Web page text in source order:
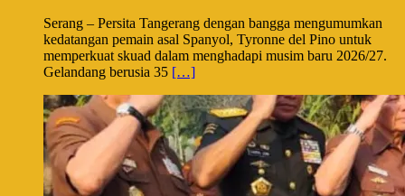
Serang – Persita Tangerang dengan bangga mengumumkan
kedatangan pemain asal Spanyol, Tyronne del Pino untuk
memperkuat skuad dalam menghadapi musim baru 2026/27.
Gelandang berusia 35 […]